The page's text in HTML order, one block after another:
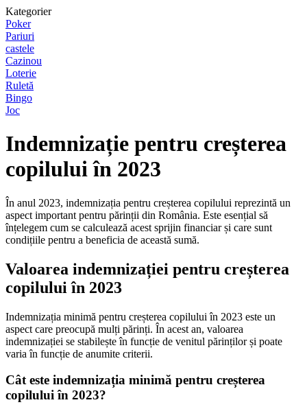
Kategorier
Poker
Pariuri
castele
Cazinou
Loterie
Ruletă
Bingo
Joc
Indemnizație pentru creșterea
copilului în 2023
În anul 2023, indemnizația pentru creșterea copilului reprezintă un
aspect important pentru părinții din România. Este esențial să
înțelegem cum se calculează acest sprijin financiar și care sunt
condițiile pentru a beneficia de această sumă.
Valoarea indemnizației pentru creșterea
copilului în 2023
Indemnizația minimă pentru creșterea copilului în 2023 este un
aspect care preocupă mulți părinți. În acest an, valoarea
indemnizației se stabilește în funcție de venitul părinților și poate
varia în funcție de anumite criterii.
Cât este indemnizația minimă pentru creșterea
copilului în 2023?